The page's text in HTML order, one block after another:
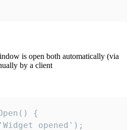
is open both automatically (via
by a client
{
opened');